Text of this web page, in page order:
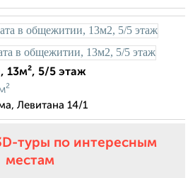
13м², 5/5 этаж
Левитана 14/1
туры по интересным
местам